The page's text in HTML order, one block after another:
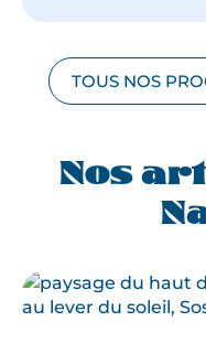
TOUS NOS
Nos